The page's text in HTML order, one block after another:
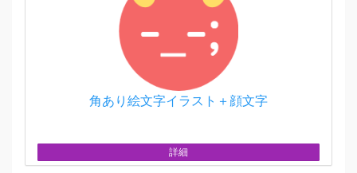
角あり絵文字イラスト＋顔文字
詳細